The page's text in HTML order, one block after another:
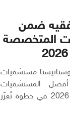
ضمن
المتخصصة
مستشفيات
المستشفيات
المتخصصة في الشرق الأوسط لعام 2026 في خطوة تُعزّز